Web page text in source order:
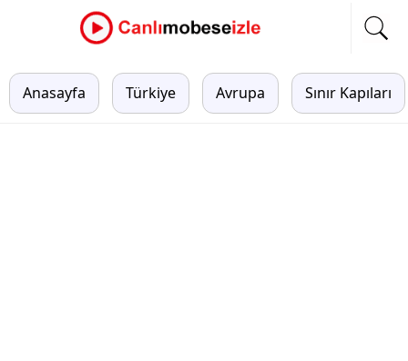
Anasayfa Türkiye Avrupa Sınır Kapıları